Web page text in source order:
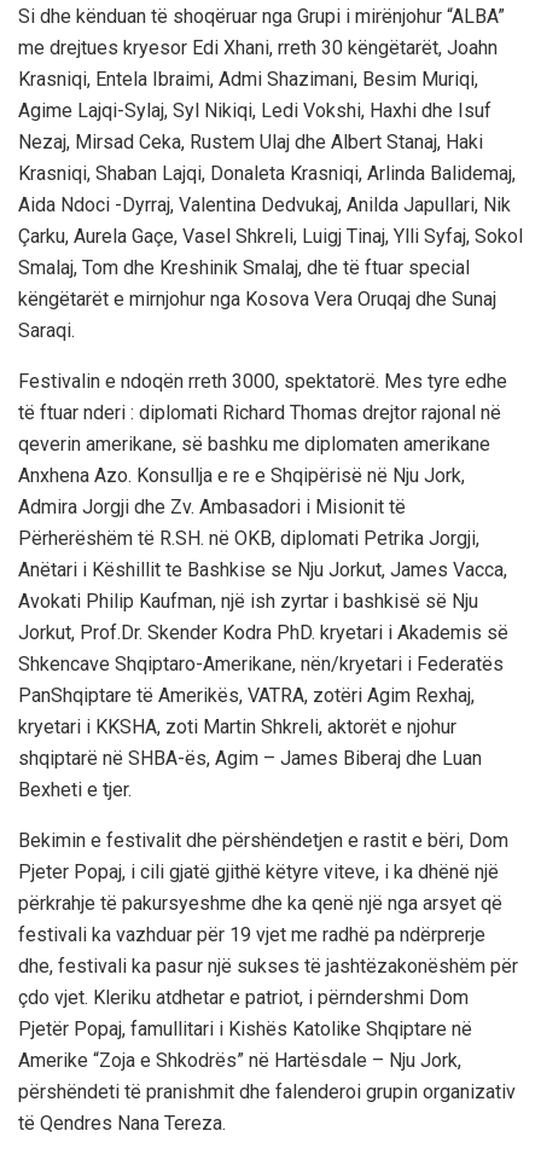
Si dhe kënduan të shoqëruar nga Grupi i mirënjohur “ALBA”
me drejtues kryesor Edi Xhani, rreth 30 këngëtarët, Joahn
Krasniqi, Entela Ibraimi, Admi Shazimani, Besim Muriqi,
Agime Lajqi-Sylaj, Syl Nikiqi, Ledi Vokshi, Haxhi dhe Isuf
Nezaj, Mirsad Ceka, Rustem Ulaj dhe Albert Stanaj, Haki
Krasniqi, Shaban Lajqi, Donaleta Krasniqi, Arlinda Balidemaj,
Aida Ndoci -Dyrraj, Valentina Dedvukaj, Anilda Japullari, Nik
Çarku, Aurela Gaçe, Vasel Shkreli, Luigj Tinaj, Ylli Syfaj, Sokol
Smalaj, Tom dhe Kreshinik Smalaj, dhe të ftuar special
këngëtarët e mirnjohur nga Kosova Vera Oruqaj dhe Sunaj
Saraqi.
Festivalin e ndoqën rreth 3000, spektatorë. Mes tyre edhe
të ftuar nderi : diplomati Richard Thomas drejtor rajonal në
qeverin amerikane, së bashku me diplomaten amerikane
Anxhena Azo. Konsullja e re e Shqipërisë në Nju Jork,
Admira Jorgji dhe Zv. Ambasadori i Misionit të
Përherëshëm të R.SH. në OKB, diplomati Petrika Jorgji,
Anëtari i Këshillit te Bashkise se Nju Jorkut, James Vacca,
Avokati Philip Kaufman, një ish zyrtar i bashkisë së Nju
Jorkut, Prof.Dr. Skender Kodra PhD. kryetari i Akademis së
Shkencave Shqiptaro-Amerikane, nën/kryetari i Federatës
PanShqiptare të Amerikës, VATRA, zotëri Agim Rexhaj,
kryetari i KKSHA, zoti Martin Shkreli, aktorët e njohur
shqiptarë në SHBA-ës, Agim – James Biberaj dhe Luan
Bexheti e tjer.
Bekimin e festivalit dhe përshëndetjen e rastit e bëri, Dom
Pjeter Popaj, i cili gjatë gjithë këtyre viteve, i ka dhënë një
përkrahje të pakursyeshme dhe ka qenë një nga arsyet që
festivali ka vazhduar për 19 vjet me radhë pa ndërprerje
dhe, festivali ka pasur një sukses të jashtëzakonëshëm për
çdo vjet. Kleriku atdhetar e patriot, i përndershmi Dom
Pjetër Popaj, famullitari i Kishës Katolike Shqiptare në
Amerike “Zoja e Shkodrës” në Hartësdale – Nju Jork,
përshëndeti të pranishmit dhe falenderoi grupin organizativ
të Qendres Nana Tereza.